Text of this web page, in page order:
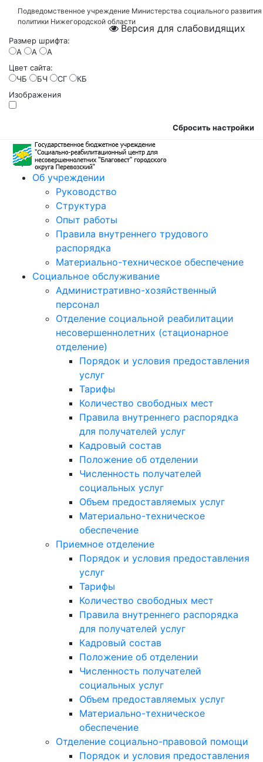
Подведомственное учреждение Министерства социального
политики Нижегородской области
Версия для слабовидящих
Размер шрифта:
A
A
A
Цвет сайта:
ЧБ
БЧ СГ
КБ
Изображения
Сбросить настройки
Об учреждении
Руководство
Структура
Опыт работы
Правила внутреннего трудового
распорядка
Материально-техническое обеспечение
Социальное обслуживание
Административно-хозяйственный
персонал
Отделение социальной реабилитации
несовершеннолетних (стационарное
отделение)
Порядок и условия предоставления
услуг
Тарифы
Количество свободных мест
Правила внутреннего распорядка
для получателей услуг
Кадровый состав
Положение об отделении
Численность получателей
социальных услуг
Объем предоставляемых услуг
Материально-техническое
обеспечение
Приемное отделение
Порядок и условия предоставления
услуг
Тарифы
Количество свободных мест
Правила внутреннего распорядка
для получателей услуг
Кадровый состав
Положение об отделении
Численность получателей
социальных услуг
Объем предоставляемых услуг
Материально-техническое
обеспечение
Отделение социально-правовой помощи
Порядок и условия предоставления